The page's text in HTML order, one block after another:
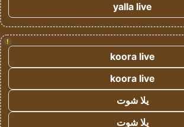
yalla live
!
koora live
koora live
يلا شوت
يلا شوت